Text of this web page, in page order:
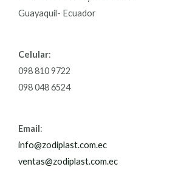
Guayaquil- Ecuador
Celular:
098 810 9722
098 048 6524
Email:
info@zodiplast.com.ec
ventas@zodiplast.com.ec